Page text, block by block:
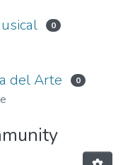
0
del Arte 0